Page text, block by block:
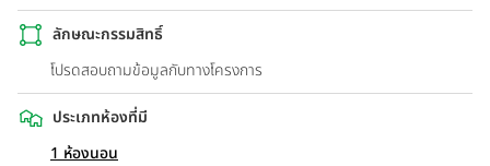
ลักษณะกรรมสิทธิ์
โปรดสอบถามข้อมูลกับทางโครงการ
ประเภทห้องที่มี
1 ห้องนอน